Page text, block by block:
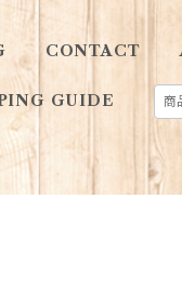
CONTACT
GUIDE